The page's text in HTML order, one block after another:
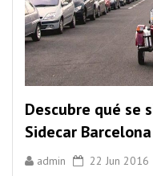
Descubre qué se
Sidecar Barcelona
admin
22 Jun 2016